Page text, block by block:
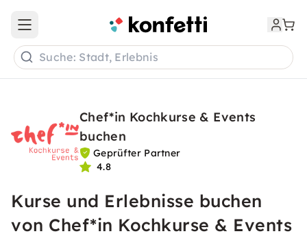
Open main menu
Suche: Stadt, Erlebnis
Chef*in Kochkurse & Events
buchen
Geprüfter Partner
4.8
Kurse und Erlebnisse buchen
von Chef*in Kochkurse & Events